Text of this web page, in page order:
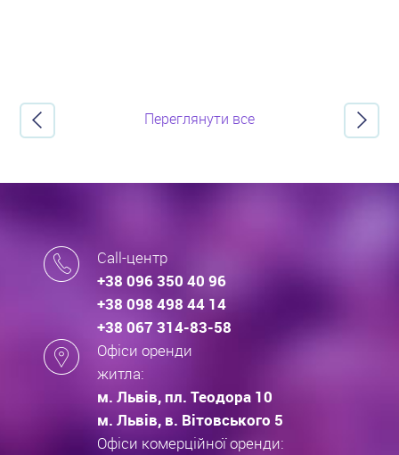
Переглянути все
Call-центр
+38 096 350 40 96
+38 098 498 44 14
+38 067 314-83-58
Офіси оренди
житла:
м. Львів, пл. Теодора 10
м. Львів, в. Вітовського 5
Офіси комерційної оренди: